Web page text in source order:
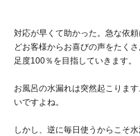
対応が早くて助かった。急な依
どお客様からお喜びの声をたく
足度100％を目指していきます。
お風呂の水漏れは突然起こりま
いですよね。
しかし、逆に毎日使うからこそ